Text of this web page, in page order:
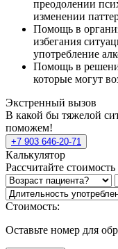
преодолении
изменении
Помощь в
избегания
употребление
Помощь в
которые могут
Экстренный вызов
В какой бы тяжелой
поможем!
+7 903 646-20-71
Калькулятор
Рассчитайте
Стоимость:
Оставьте номер для